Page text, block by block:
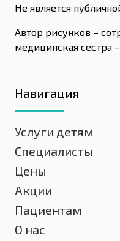
Не является
Автор рисунков –
медицинская сестра
Навигация
Услуги детям
Специалисты
Цены
Акции
Пациентам
О нас